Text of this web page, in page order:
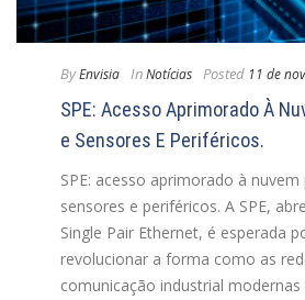
ByEnvisia InNotícias Posted 11 de
SPE: Acesso Aprimorado À
E Sensores E Periféricos.
SPE: acesso aprimorado à
sensores e periféricos. A SPE,
Single Pair Ethernet, é esperada
revolucionar a forma como as
comunicação industrial